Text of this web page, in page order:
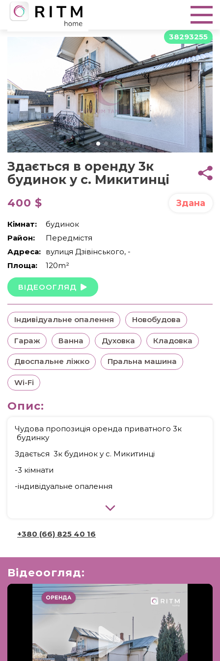
38293255
Здається в оренду 3к
будинок у с. Микитинці
400 $ Здана
Кімнат:
будинок
Район:
Передмістя
Адреса: вулиця Дзівінського, -
Площа:
120m²
ВІДЕООГЛЯД
Індивідуальне опалення Новобудова
Гараж Ванна Духовка Кладовка
Двоспальне ліжко Пральна машина
Wi-Fi
Опис:
Чудова пропозиція оренда приватного 3к
будинку
Здається 3к будинок у с. Микитинці
-3 кімнати
-індивідуальне опалення
-диван
-телевізор
-пральна машина
-холодильник
-газова плита
-кухонна витяжка
-2 кладовки
+380 (66) 825 40 16
Відеоогляд: